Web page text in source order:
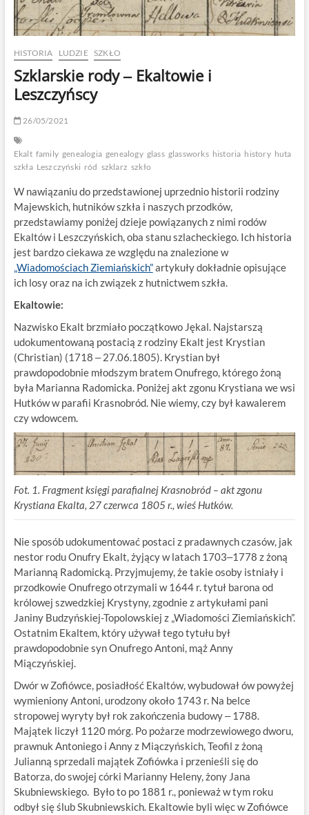
HISTORIA LUDZIE SZKŁO
Szklarskie rody ‒ Ekaltowie i
Leszczyńscy
26/05/2021
Ekalt family genealogia genealogy glass glassworks historia history huta
szkła Leszczyński ród szklarz szkło
W nawiązaniu do przedstawionej uprzednio historii rodziny
Majewskich, hutników szkła i naszych przodków,
przedstawiamy poniżej dzieje powiązanych z nimi rodów
Ekaltów i Leszczyńskich, oba stanu szlacheckiego. Ich historia
jest bardzo ciekawa ze względu na znalezione w
„Wiadomościach Ziemiańskich”artykuły dokładnie opisujące
ich losy oraz na ich związek z hutnictwem szkła.
Ekaltowie:
Nazwisko Ekalt brzmiało początkowo Jękal. Najstarszą
udokumentowaną postacią z rodziny Ekalt jest Krystian
(Christian) (1718 ‒ 27.06.1805). Krystian był
prawdopodobnie młodszym bratem Onufrego, którego żoną
była Marianna Radomicka. Poniżej akt zgonu Krystiana we wsi
Hutków w parafii Krasnobród. Nie wiemy, czy był kawalerem
czy wdowcem.
Fot. 1. Fragment księgi parafialnej Krasnobród – akt zgonu
Krystiana Ekalta, 27 czerwca 1805 r., wieś Hutków.
Nie sposób udokumentować postaci z pradawnych czasów, jak
nestor rodu Onufry Ekalt, żyjący w latach 1703‒1778 z żoną
Marianną Radomicką. Przyjmujemy, że takie osoby istniały i
przodkowie Onufrego otrzymali w 1644 r. tytuł barona od
królowej szwedzkiej Krystyny, zgodnie z artykułami pani
Janiny Budzyńskiej-Topolowskiej z „Wiadomości Ziemiańskich”.
Ostatnim Ekaltem, który używał tego tytułu był
prawdopodobnie syn Onufrego Antoni, mąż Anny
Miączyńskiej.
Dwór w Zofiówce, posiadłość Ekaltów, wybudował ów powyżej
wymieniony Antoni, urodzony około 1743 r. Na belce
stropowej wyryty był rok zakończenia budowy ‒ 1788.
Majątek liczył 1120 mórg. Po pożarze modrzewiowego dworu,
prawnuk Antoniego i Anny z Miączyńskich, Teofil z żoną
Julianną sprzedali majątek Zofiówka i przenieśli się do
Batorza, do swojej córki Marianny Heleny, żony Jana
Skubniewskiego. Było to po 1881 r., ponieważ w tym roku
odbył się ślub Skubniewskich. Ekaltowie byli więc w Zofiówce